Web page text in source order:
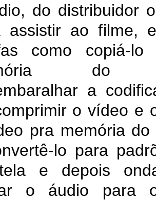
do distribuidor
assistir ao filme,
como copiá-
do
a
o vídeo e
pra memória do
lo para
e depois
o áudio para